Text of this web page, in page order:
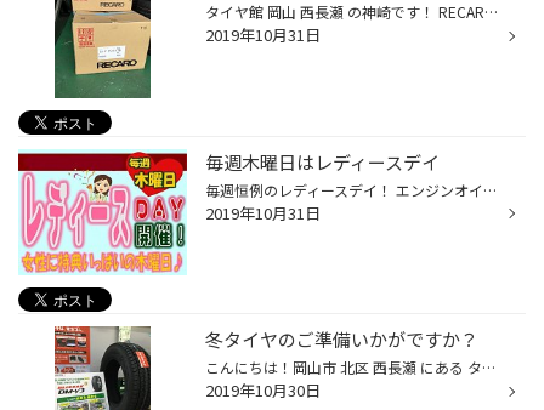
タイヤ館 岡山 西長瀬 の神崎です！ RECARO と書かれた大きな箱が、、 ダンボールの中は果たして、、、！ 後日、開封します！！！お楽しみに！
2019年10月31日
毎週木曜日はレディースデイ
毎週恒例のレディースデイ！ エンジンオイル 交換 や バッテリー 交換 、 ワイパー 交換 などのメンテナンス商品が お買い得となっております(^^♪ 無料 のお車安全点検もありますので 是非、気軽にご来店くださいませ(*^_^*)
2019年10月31日
冬タイヤのご準備いかがですか？
こんにちは！岡山市 北区 西長瀬 にある タイヤ館 岡山西長瀬 の三宅です！ 最近日中も冷え込むようになりましたね、、、 急に冷え込むようになったので衣替えが追いついてないです_(┐「ε:)_ そんな中、お問い合わせが増えてまいりましたのが スタッドレス タイヤ です！！ 今はまだお取り寄せも大...
2019年10月30日